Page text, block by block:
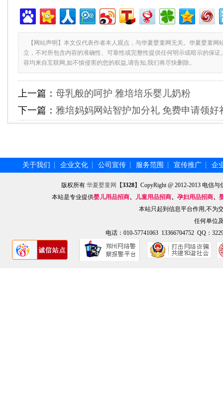
【网站声明】本文仅代表作者本人观点，与华夏婴童网无关。华夏婴童网
立，不对所包含内容的准确性、可靠性或完整性提供任何明示或暗示的保
容均来自互联网,如不慎侵害的您的权益,请告知,我们将尽快删除。
上一篇： 母乳般的呵护 雅培培乐婴儿奶粉
下一篇： 雅培妈妈网站智护加分礼 免费申请领好
关于我们 ┆ 企业文化 ┆ 公司宣传 ┆ 服务范围 ┆ 宣传推广 ┆ 企
版权所有华夏婴童网 【3328】CopyRight @ 2012-2013 电信
本站是专业提供婴儿用品招商、 儿童用品招商、 孕妇用品招商、
本站只起到信息平台作用,不为
任何单位
电话：010-57741063 13366704752 QQ：